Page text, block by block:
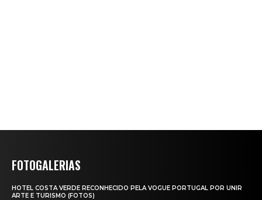
FOTOGALERIAS
HOTEL COSTA VERDE RECONHECIDO PELA VOGUE PORTUGAL POR UNIR
ARTE E TURISMO (FOTOS)